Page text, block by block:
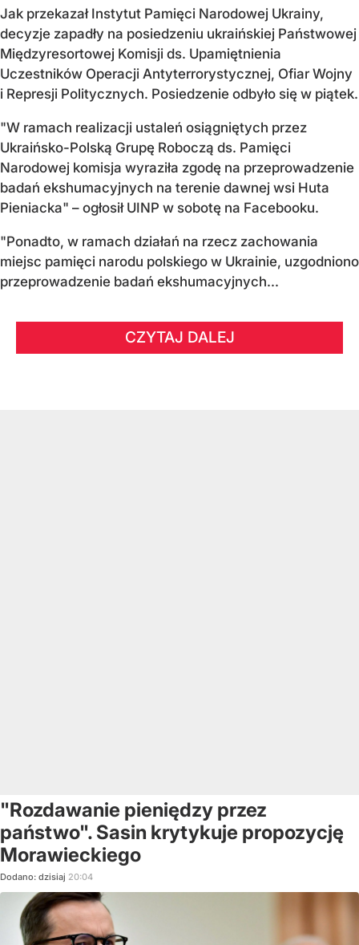
Jak przekazał Instytut Pamięci Narodowej Ukrainy,
decyzje zapadły na posiedzeniu ukraińskiej Państwowej
Międzyresortowej Komisji ds. Upamiętnienia
Uczestników Operacji Antyterrorystycznej, Ofiar Wojny
i Represji Politycznych. Posiedzenie odbyło się w piątek.
"W ramach realizacji ustaleń osiągniętych przez
Ukraińsko-Polską Grupę Roboczą ds. Pamięci
Narodowej komisja wyraziła zgodę na przeprowadzenie
badań ekshumacyjnych na terenie dawnej wsi Huta
Pieniacka" – ogłosił UINP w sobotę na Facebooku.
"Ponadto, w ramach działań na rzecz zachowania
miejsc pamięci narodu polskiego w Ukrainie, uzgodniono
przeprowadzenie badań ekshumacyjnych...
CZYTAJ DALEJ
"Rozdawanie pieniędzy przez
państwo". Sasin krytykuje propozycję
Morawieckiego
Dodano: dzisiaj 20:04